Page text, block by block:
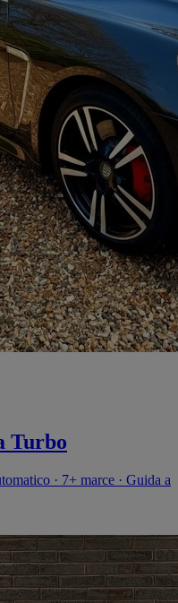
Turbo
· 7+ marce · Guida a